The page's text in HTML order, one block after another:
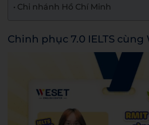
Chi nhánh Hồ Chí Minh
Chinh phục 7.0 IELTS cùng